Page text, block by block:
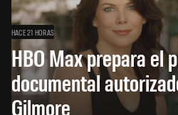
HACE 21 HORAS
HBO Max prepara el
documental
Gilmore